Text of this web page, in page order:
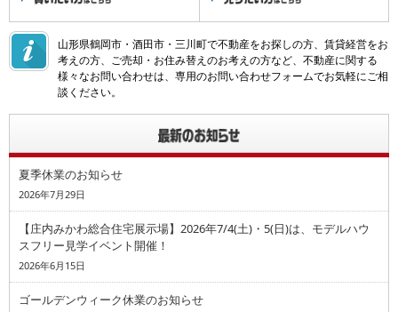
山形県鶴岡市・酒田市・三川町で不動産をお探しの方、賃貸経営をお
考えの方、ご売却・お住み替えのお考えの方など、不動産に関する
様々なお問い合わせは、専用のお問い合わせフォームでお気軽にご相
談ください。
夏季休業のお知らせ
2026年7月29日
【庄内みかわ総合住宅展示場】2026年7/4(土)・5(日)は、モデルハウ
スフリー見学イベント開催！
2026年6月15日
ゴールデンウィーク休業のお知らせ